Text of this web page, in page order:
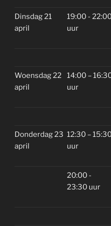
Dinsdag 21
april
19:00 -
uur
Woensdag 22
april
14:00 –
uur
Donderdag 23
april
12:30 –
uur
20:00 -
23:30 uur